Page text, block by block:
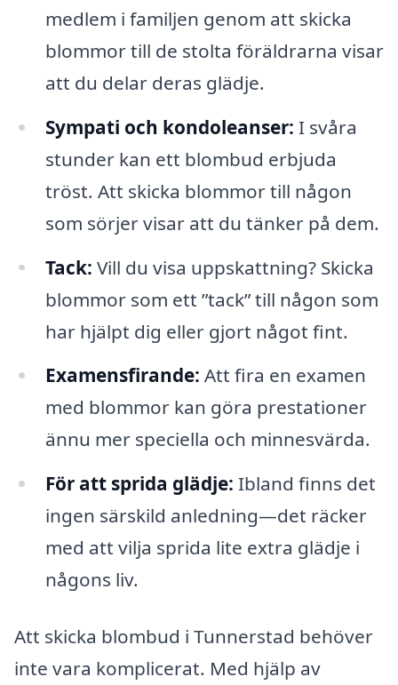
medlem i familjen genom att skicka
blommor till de stolta föräldrarna visar
att du delar deras glädje.
Sympati och kondoleanser: I svåra
stunder kan ett blombud erbjuda
tröst. Att skicka blommor till någon
som sörjer visar att du tänker på dem.
Tack: Vill du visa uppskattning? Skicka
blommor som ett ”tack” till någon som
har hjälpt dig eller gjort något fint.
Examensfirande: Att fira en examen
med blommor kan göra prestationer
ännu mer speciella och minnesvärda.
För att sprida glädje: Ibland finns det
ingen särskild anledning—det räcker
med att vilja sprida lite extra glädje i
någons liv.
Att skicka blombud i Tunnerstad behöver
inte vara komplicerat. Med hjälp av